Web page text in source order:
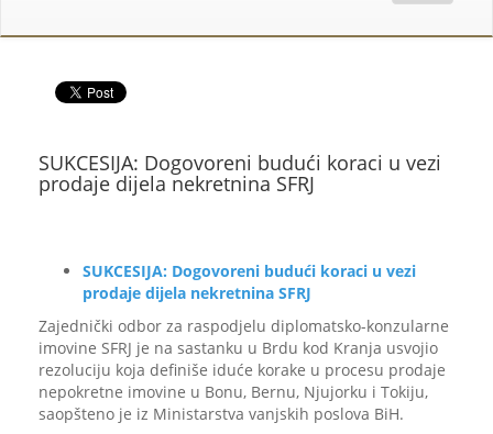
SUKCESIJA: Dogovoreni budući koraci u vezi
prodaje dijela nekretnina SFRJ
SUKCESIJA: Dogovoreni budući koraci u vezi
prodaje dijela nekretnina SFRJ
Zajednički odbor za raspodjelu diplomatsko-konzularne
imovine SFRJ je na sastanku u Brdu kod Kranja usvojio
rezoluciju koja definiše iduće korake u procesu prodaje
nepokretne imovine u Bonu, Bernu, Njujorku i Tokiju,
saopšteno je iz Ministarstva vanjskih poslova BiH.